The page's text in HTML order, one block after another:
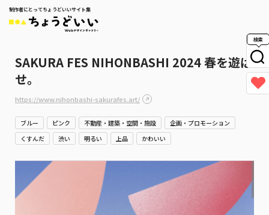
制作者にとってちょうどいいサイト集
検索
SAKURA FES NIHONBASHI 2024 春を遊ば
せ。
https://www.nihonbashi-sakurafes.art/
ブルー ピンク 不動産・建築・空間・施設
企画・プロモーション
くすんだ
渋い 明るい 上品 かわいい